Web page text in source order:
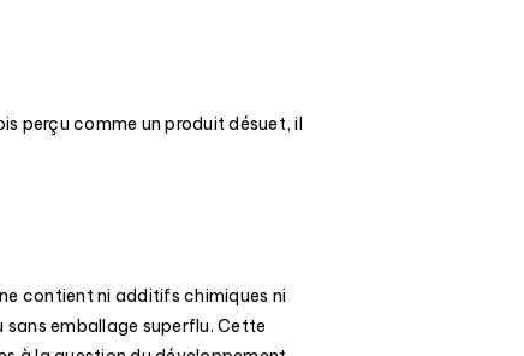
perçu comme un produit désuet, il
contient ni additifs chimiques ni
emballage superflu. Cette